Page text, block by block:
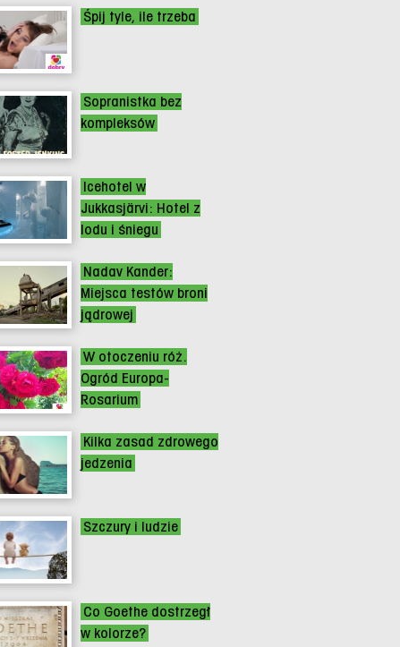
Śpij tyle, ile trzeba
Sopranistka bez
kompleksów
Icehotel w
Jukkasjärvi: Hotel z
lodu i śniegu
Nadav Kander:
Miejsca testów broni
jądrowej
W otoczeniu róż.
Ogród Europa-
Rosarium
Kilka zasad zdrowego
jedzenia
Szczury i ludzie
Co Goethe dostrzegł
w kolorze?